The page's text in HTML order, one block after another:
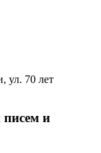
ул. 70 лет
писем и